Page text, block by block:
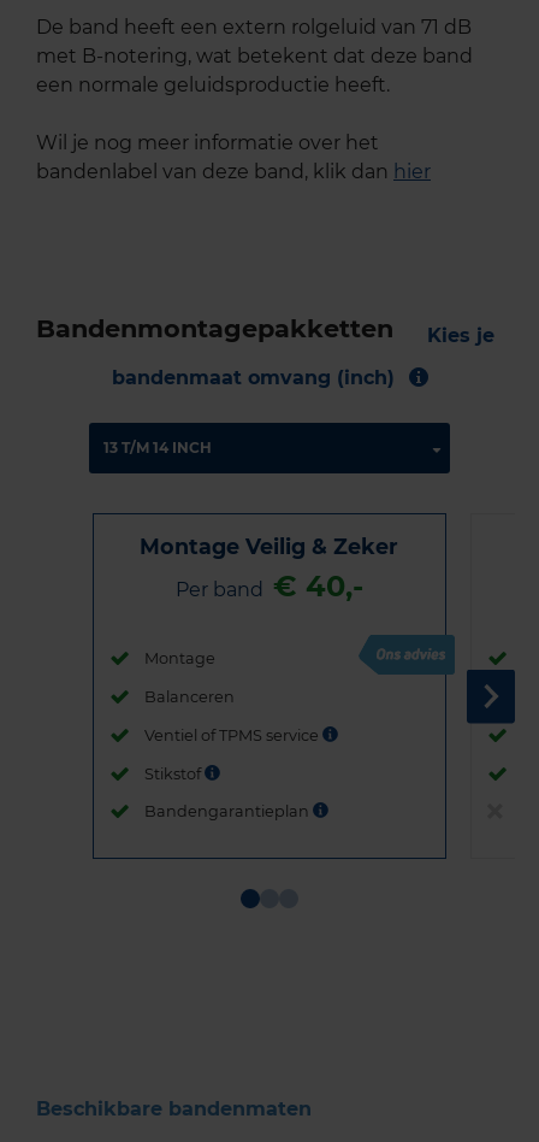
De band heeft een extern rolgeluid van 71 dB
met B-notering, wat betekent dat deze band
een normale geluidsproductie heeft.
Wil je nog meer informatie over het
bandenlabel van deze band, klik dan hier
Bandenmontagepakketten
Kies je
bandenmaat omvang (inch)
Montage Veilig & Zeker
Per band € 40,-
Montage
Balanceren
Ventiel of TPMS service
Stikstof
Bandengarantieplan
Beschikbare bandenmaten